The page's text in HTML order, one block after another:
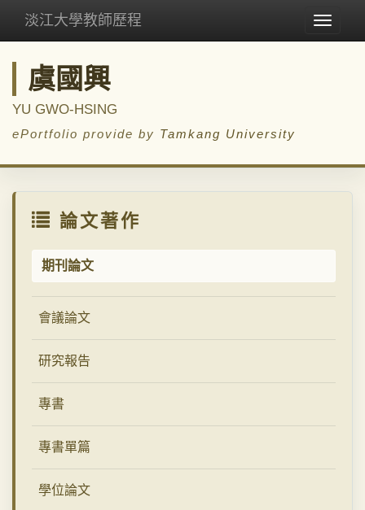
Toggle
淡江大學教師歷程
虞國興
YU GWO-HSING
ePortfolio provide by Tamkang University
論文著作
期刊論文
會議論文
研究報告
專書
專書單篇
學位論文